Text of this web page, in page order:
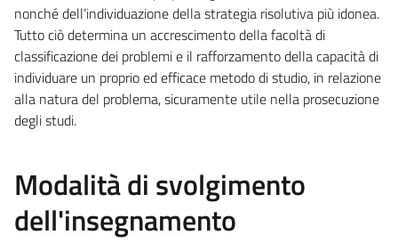
nonché dell’individuazione della strategia risolutiva più idonea.
Tutto ciò determina un accrescimento della facoltà di
classificazione dei problemi e il rafforzamento della capacità di
individuare un proprio ed efficace metodo di studio, in relazione
alla natura del problema, sicuramente utile nella prosecuzione
degli studi.
Modalità di svolgimento
dell'insegnamento